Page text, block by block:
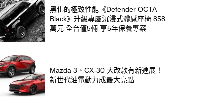
黑化的極致性能《Defender OCTA
Black》升級專屬沉浸式體感座椅 858
萬元 全台僅5輛 享5年保養專案
Mazda 3、CX-30 大改款有新進展！
新世代油電動力成最大亮點